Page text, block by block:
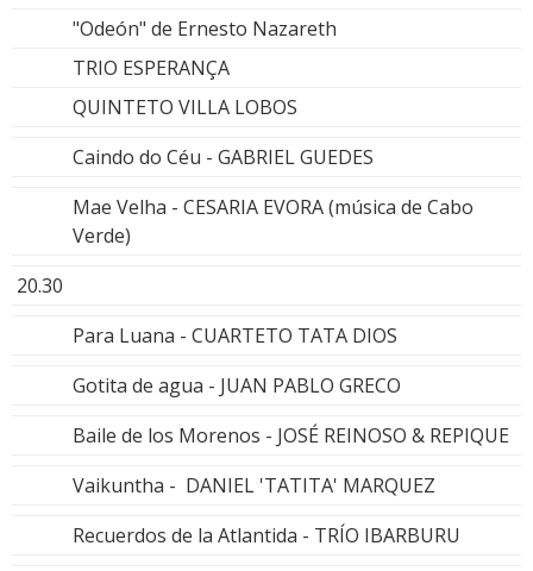
"Odeón" de Ernesto Nazareth
TRIO ESPERANÇA
QUINTETO VILLA LOBOS
Caindo do Céu - GABRIEL GUEDES
Mae Velha - CESARIA EVORA (música de Cabo
Verde)
20.30
Para Luana - CUARTETO TATA DIOS
Gotita de agua - JUAN PABLO GRECO
Baile de los Morenos - JOSÉ REINOSO & REPIQUE
Vaikuntha - DANIEL 'TATITA' MARQUEZ
Recuerdos de la Atlantida - TRÍO IBARBURU